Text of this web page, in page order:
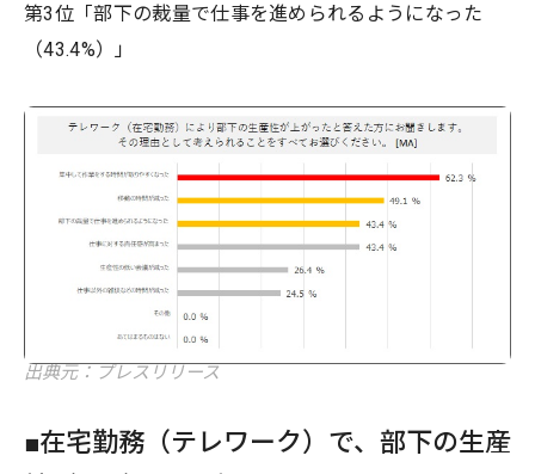
第3位「部下の裁量で仕事を進められるようになった
（43.4%）」
出典元：プレスリリース
■在宅勤務（テレワーク）で、部下の生産